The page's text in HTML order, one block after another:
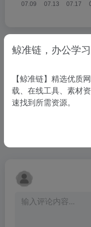
相关导航
鲸准链，办公学
【鲸准链】精选优质
载、在线工具、素材
速找到所需资源。